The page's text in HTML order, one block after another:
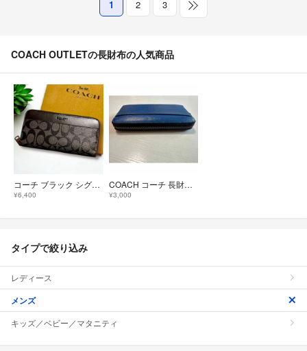
1 2 3
COACH OUTLETの長財布の人気商品
コーチ ブラック シグネチャー メンズ 長財布
¥6,400
COACH コーチ 長財布 ラウンドファスナー ブルー 青
¥3,000
タイプで絞り込み
レディース
メンズ
キッズ／ベビー／マタニティ